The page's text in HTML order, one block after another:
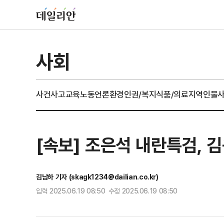
사회
사건사고교육노동언론환경인권/복지식품/의료지역인물
[속보] 조은석 내란특검,
김남하 기자 (skagk1234@dailian.co.kr)
입력 2025.06.19 08:50 수정 2025.06.19 08:50